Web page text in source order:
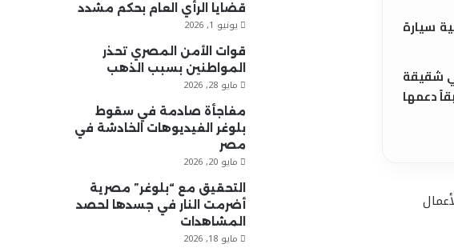
سيارة
شقيقة
دعمها
قضايا الرأي العام بحكم مشدد
يونيو 1, 2026
قوات الأمن المصري تحذر
المواطنين بسبب الذهب
مايو 28, 2026
مفاجأة صادمة في سقوط
بلوغر الفيديوهات الخادشة في
مصر
مايو 20, 2026
التحقيق مع “بلوغر” مصرية
أضرمت النار في جسدها لحصد
المشاهدات
مايو 18, 2026